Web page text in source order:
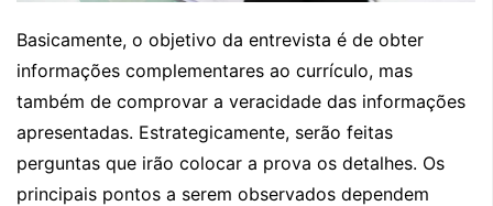
Basicamente, o objetivo da entrevista é de obter
informações complementares ao currículo, mas
também de comprovar a veracidade das informações
apresentadas. Estrategicamente, serão feitas
perguntas que irão colocar a prova os detalhes. Os
principais pontos a serem observados dependem